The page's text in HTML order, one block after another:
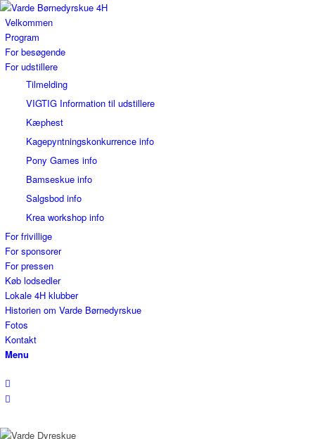
Velkommen
Program
For besøgende
For udstillere
Tilmelding
VIGTIG Information til udstillere
Kæphest
Kagepyntningskonkurrence info
Pony Games info
Bamseskue info
Salgsbod info
Krea workshop info
For frivillige
For sponsorer
For pressen
Køb lodsedler
Lokale 4H klubber
Historien om Varde Børnedyrskue
Fotos
Kontakt
Menu